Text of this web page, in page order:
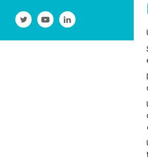
Suivre
l'ANSM
Twitter
Suivre
l'ANSM
Youtube
Suivre
l'ANSM
Linkedin